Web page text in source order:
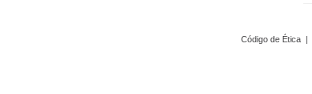
Código de Ética |